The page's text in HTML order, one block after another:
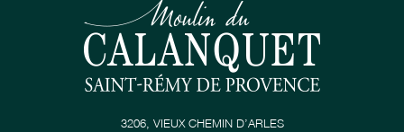
3206, VIEUX CHEMIN D’ARLES